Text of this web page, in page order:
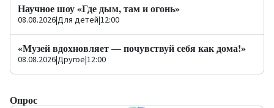
Научное шоу «Где дым, там и огонь»
08.08.2026|Для детей|12:00
«Музей вдохновляет — почувствуй себя как дома!»
08.08.2026|Другое|12:00
Опрос